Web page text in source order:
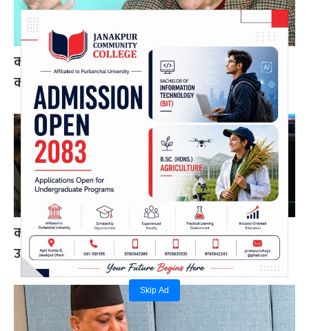
Skip Ad
कोइराला निवास मर्मतका लागि सरकारले दिएको २
करोड शेखरले गरे फिर्ता
करदाता प्रोत्साहन कार्यक्रम सफल भए अन्तर्राष्ट्रिय
उदाहरण बन्न सक्छ: अर्थमन्त्री डा. वाग्ले